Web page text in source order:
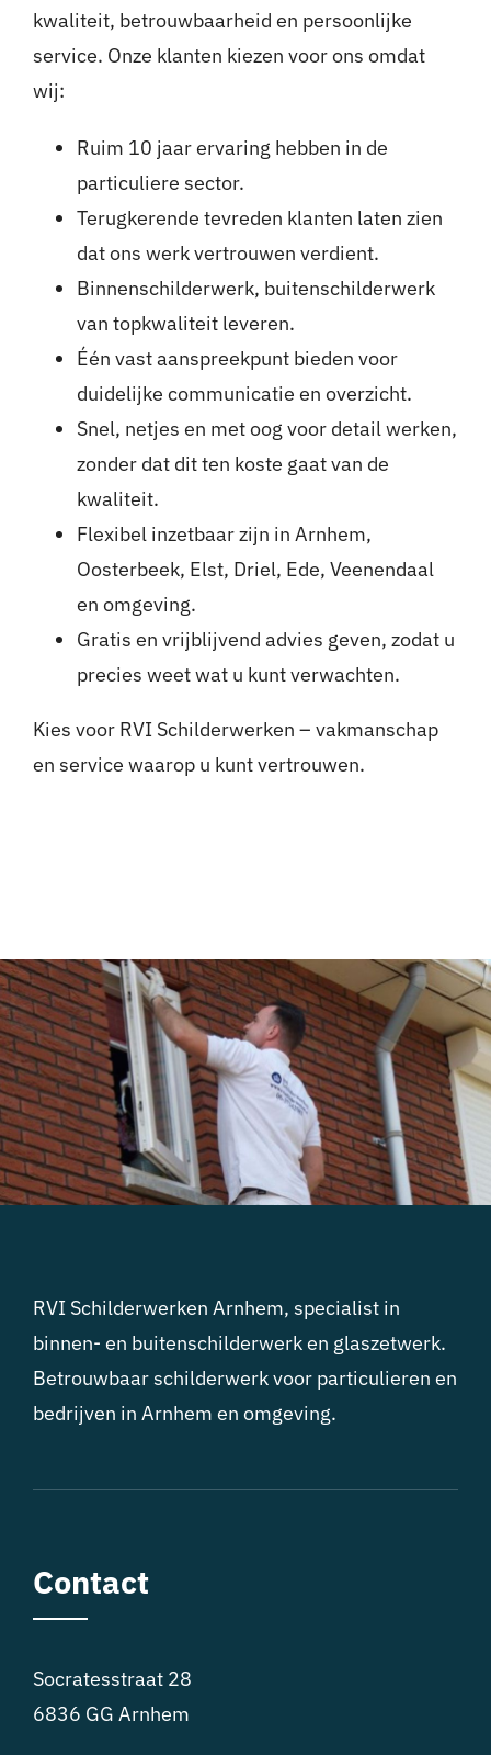
kwaliteit, betrouwbaarheid en persoonlijke
service. Onze klanten kiezen voor ons omdat
wij:
Ruim 10 jaar ervaring hebben in de
particuliere sector.
Terugkerende tevreden klanten laten zien
dat ons werk vertrouwen verdient.
Binnenschilderwerk, buitenschilderwerk
van topkwaliteit leveren.
Één vast aanspreekpunt bieden voor
duidelijke communicatie en overzicht.
Snel, netjes en met oog voor detail werken,
zonder dat dit ten koste gaat van de
kwaliteit.
Flexibel inzetbaar zijn in Arnhem,
Oosterbeek, Elst, Driel, Ede, Veenendaal
en omgeving.
Gratis en vrijblijvend advies geven, zodat u
precies weet wat u kunt verwachten.
Kies voor RVI Schilderwerken – vakmanschap
en service waarop u kunt vertrouwen.
RVI Schilderwerken Arnhem, specialist in
binnen- en buitenschilderwerk en glaszetwerk.
Betrouwbaar schilderwerk voor particulieren en
bedrijven in Arnhem en omgeving.
Contact
Socratesstraat 28
6836 GG Arnhem